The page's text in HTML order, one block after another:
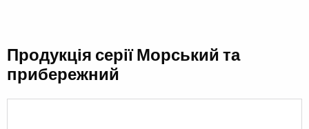
Продукція серії Морський та
прибережний